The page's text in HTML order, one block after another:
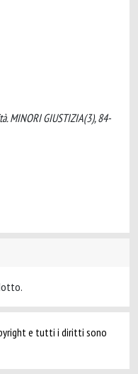
MINORI GIUSTIZIA(3), 84-
e tutti i diritti sono